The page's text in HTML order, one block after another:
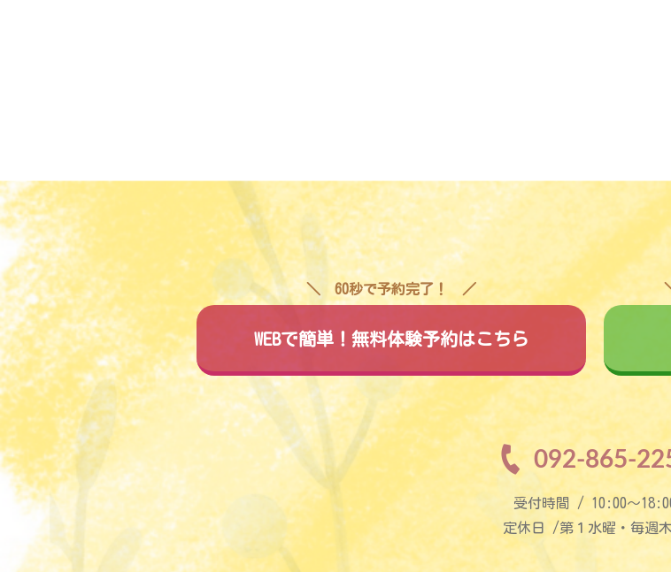
60秒で予約完了！
WEBで簡単！無料体験予約はこちら
092-865-
受付時間 / 10:00〜
定休日 /第１水曜・毎週